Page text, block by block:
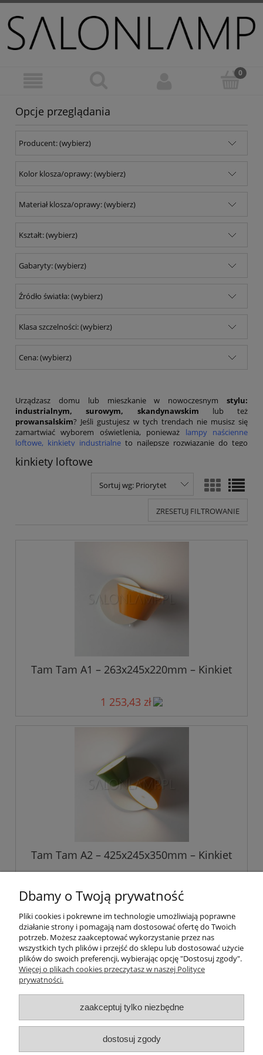
Opcje przeglądania
Producent: (wybierz)
Kolor klosza/oprawy: (wybierz)
Materiał klosza/oprawy: (wybierz)
Kształt: (wybierz)
Gabaryty: (wybierz)
Źródło światła: (wybierz)
Klasa szczelności: (wybierz)
Cena: (wybierz)
Urządzasz domu lub mieszkanie w nowoczesnym stylu:
industrialnym, surowym, skandynawskim lub też
prowansalskim? Jeśli gustujesz w tych trendach nie musisz się
zamartwiać wyborem oświetlenia, ponieważ lampy naścienne
loftowe, kinkiety industrialne to najlepsze rozwiązanie do tego
zainteresuje.
kinkiety loftowe
Sortuj wg: Priorytet
ZRESETUJ FILTROWANIE
Tam Tam A1 – 263x245x220mm – Kinkiet
1 253,43 zł
Tam Tam A2 – 425x245x350mm – Kinkiet
1 423,11 zł
Pomoc
Moje konto
Informacje
O nas
Dbamy o Twoją prywatność
Pliki cookies i pokrewne im technologie umożliwiają poprawne
działanie strony i pomagają nam dostosować ofertę do Twoich
potrzeb. Możesz zaakceptować wykorzystanie przez nas
wszystkich tych plików i przejść do sklepu lub dostosować użycie
plików do swoich preferencji, wybierając opcję "Dostosuj zgody".
Więcej o plikach cookies przeczytasz w naszej Polityce
prywatności.
zaakceptuj tylko niezbędne
dostosuj zgody